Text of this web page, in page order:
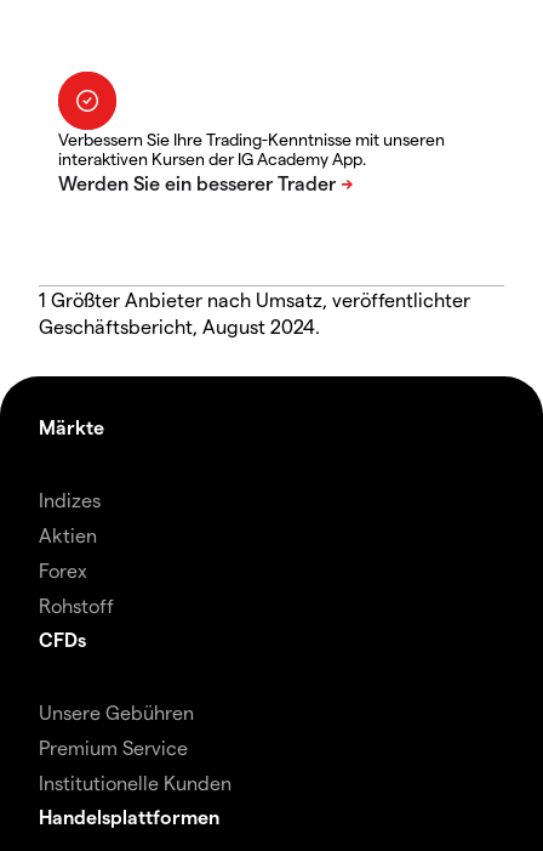
Verbessern Sie Ihre Trading-Kenntnisse mit unseren
interaktiven Kursen der IG Academy App.
1 Größter Anbieter nach Umsatz, veröffentlichter
Geschäftsbericht, August 2024.
Märkte
Indizes
Aktien
Forex
Rohstoff
CFDs
Unsere Gebühren
Premium Service
Institutionelle Kunden
Handelsplattformen